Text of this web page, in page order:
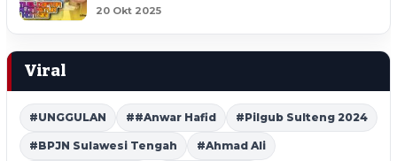
20 Okt 2025
Viral
#UNGGULAN ##Anwar Hafid #Pilgub Sulteng 2024
#BPJN Sulawesi Tengah #Ahmad Ali